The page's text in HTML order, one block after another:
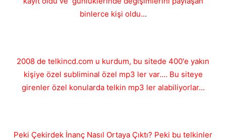
binlerce kişi oldu...
2008 de telkincd.com u kurdum, bu sitede 400'e yakın
kişiye özel subliminal özel mp3 ler var.... Bu siteye
girenler özel konularda telkin mp3 ler alabiliyorlar...
Peki Çekirdek İnanç Nasıl Ortaya Çıktı? Peki bu telkinler